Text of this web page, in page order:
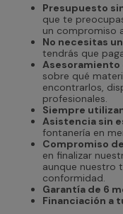
Presupuesto
que te
un compromiso
No necesitas
tendrás que
Asesoramiento
sobre qué
encontrarlos,
profesionales.
Siempre
Asistencia sin
fontanería en
Compromiso
en finalizar
aunque nuestro
conformidad.
Garantía de 6
Financiación a